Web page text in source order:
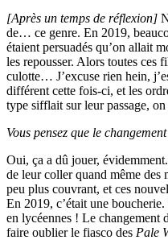
[Après un temps de réflexion]
de… ce genre. En 2019,
étaient persuadés qu’on allait
les repousser. Alors toutes ces
culotte… J’excuse rien hein,
différent cette fois-ci, et les
type sifflait sur leur passage, on
Vous pensez que le
Oui, ça a dû jouer,
de leur coller quand même des
peu plus couvrant, et ces
En 2019, c’était une
en lycéennes ! Le changement
faire oublier le fiasco des Pale